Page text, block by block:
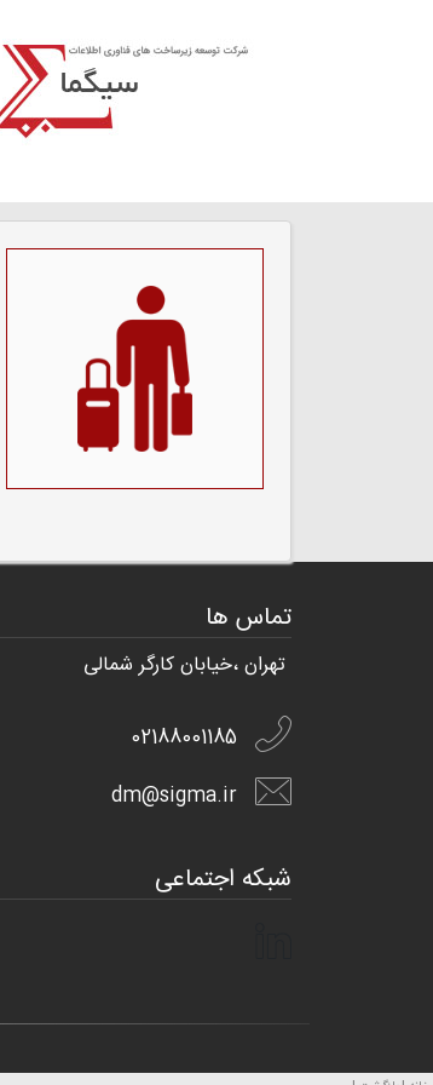
تماس ها
تهران ،خیابان کارگر شمالی
02188001185
dm@sigma.ir
شبکه اجتماعی